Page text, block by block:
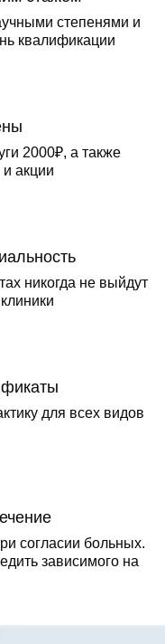
степенями и
квалификации
2000₽, а также
акции
никогда не выйдут
для всех видов
согласии больных.
зависимого на